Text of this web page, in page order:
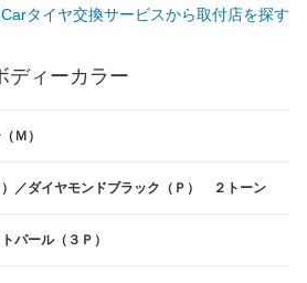
タイヤ交換サービスから取付店を探す
ディーカラー
Ｍ）
／ダイヤモンドブラック（Ｐ） ２トーン
パール（３Ｐ）